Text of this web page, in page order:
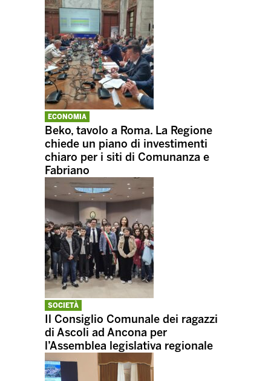
ECONOMIA
Beko, tavolo a Roma. La Regione
chiede un piano di investimenti
chiaro per i siti di Comunanza e
Fabriano
SOCIETÀ
Il Consiglio Comunale dei ragazzi
di Ascoli ad Ancona per
l’Assemblea legislativa regionale